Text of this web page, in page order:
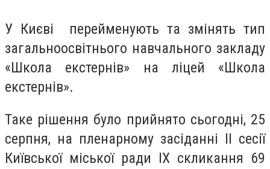
У Києві перейменують та змінять тип
загальноосвітнього навчального закладу
«Школа екстернів» на ліцей «Школа
екстернів».
Таке рішення було прийнято сьогодні, 25
серпня, на пленарному засіданні ІІ сесії
Київської міської ради ІХ скликання 69